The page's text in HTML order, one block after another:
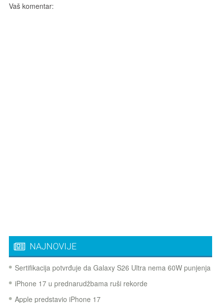
Vaš komentar:
NAJNOVIJE
Sertifikacija potvrđuje da Galaxy S26 Ultra nema 60W punjenja
iPhone 17 u prednarudžbama ruši rekorde
Apple predstavio iPhone 17